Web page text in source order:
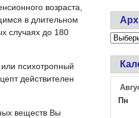
возраста,
в длительном
случаях до 180
психотропный
действителен
веществ Вы
Пн